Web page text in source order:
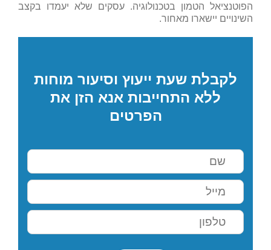
הפוטנציאל הטמון בטכנולוגיה. עסקים שלא יעמדו בקצב
השינויים יישארו מאחור.
לקבלת שעת ייעוץ וסיעור מוחות
ללא התחייבות אנא הזן את
הפרטים